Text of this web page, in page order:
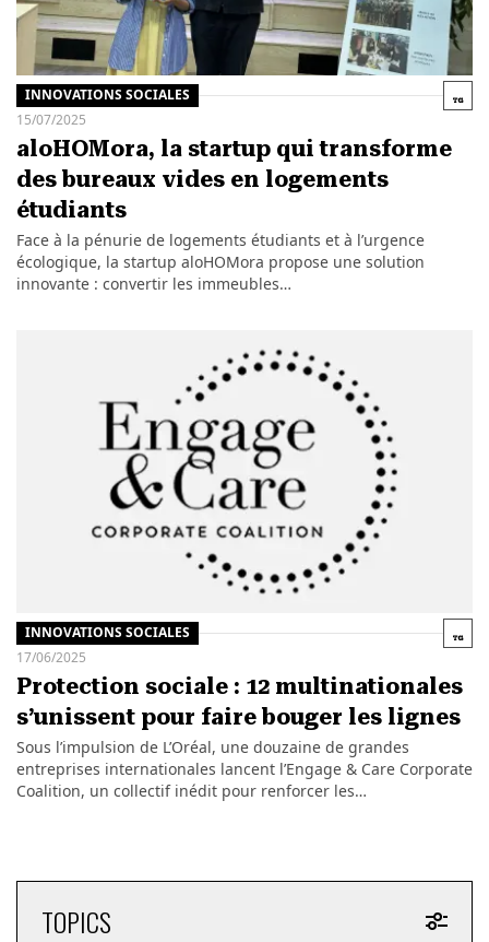
INNOVATIONS SOCIALES
15/07/2025
aloHOMora, la startup qui transforme
des bureaux vides en logements
étudiants
Face à la pénurie de logements étudiants et à l’urgence
écologique, la startup aloHOMora propose une solution
innovante : convertir les immeubles…
INNOVATIONS SOCIALES
17/06/2025
Protection sociale : 12 multinationales
s’unissent pour faire bouger les lignes
Sous l’impulsion de L’Oréal, une douzaine de grandes
entreprises internationales lancent l’Engage & Care Corporate
Coalition, un collectif inédit pour renforcer les…
TOPICS